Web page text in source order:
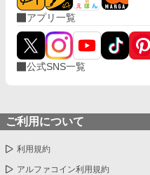
アプリ一覧
公式SNS一覧
ご利用について
利用規約
アルファコイン利用規約